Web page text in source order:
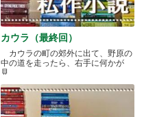
カウラ（最終回）
カウラの町の郊外に出て、野原の
中の道を走ったら、右手に何かが
見.....